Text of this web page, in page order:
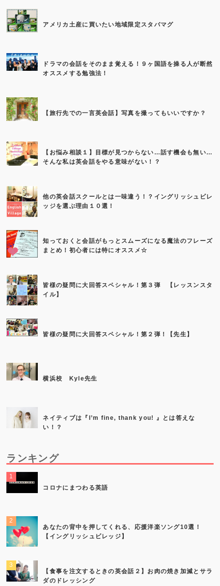
アメリカ土産に買いたい地域限定スタバマグ
ドラマの会話をそのまま覚える！９ヶ国語を操る人が断然
オススメする勉強法！
【旅行先での一言英会話】写真を撮ってもいいですか？
【お悩み相談１】目標が見つからない…話す機会も無い…
そんな私は英会話をやる意味がない！？
他の英会話スクールとは一味違う！？イングリッシュビレ
ッジを選ぶ理由１０選！
知っておくと会話がもっとスムーズになる魔法のフレーズ
まとめ！初心者には特にオススメ☆
皆様の疑問に大回答スペシャル！第３弾 【レッスンスタ
イル】
皆様の疑問に大回答スペシャル！第２弾！【先生】
横浜校 Kyle先生
ネイティブは『I’m fine, thank you! 』とは答えな
い！？
ランキング
コロナにまつわる英語
あなたの背中を押してくれる、応援洋楽ソング10選！
【イングリッシュビレッジ】
【食事を注文するときの英会話２】お肉の焼き加減とサラ
ダのドレッシング